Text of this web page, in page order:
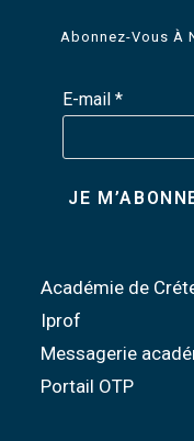
Abonnez-Vous À
E-mail*
Académie de
Iprof
Messagerie
Portail OTP